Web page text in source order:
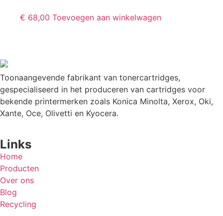
€ 68,00 Toevoegen aan winkelwagen
Toonaangevende fabrikant van tonercartridges,
gespecialiseerd in het produceren van cartridges voor
bekende printermerken zoals Konica Minolta, Xerox, Oki,
Xante, Oce, Olivetti en Kyocera.
Links
Home
Producten
Over ons
Blog
Recycling